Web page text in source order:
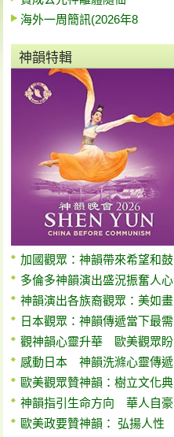
海外一周簡訊(2026年8
神韻特輯
加國觀眾：神韻帶來希望和鼓
多倫多神韻演出盛況振奮人心
神韻演出各族裔觀眾：美如畫
日本觀眾：神韻傳遞當下最需
觀神韻心靈升華 歐美觀眾盼
感動日本 神韻洗滌心靈傳遞
歐美觀眾贊神韻：樹立文化典
神韻指引生命方向 華人自豪
歐美政要贊神韻： 弘揚人性